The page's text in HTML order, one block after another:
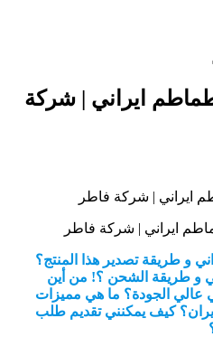
ايراني | شركة
ايراني | شركة فاطر
و طريقة تصدير هذا المنتج؟
و طريقة الشحن ؟! من أين
عالي الجودة؟ ما هي مميزات
كيف يمكنني تقديم طلب